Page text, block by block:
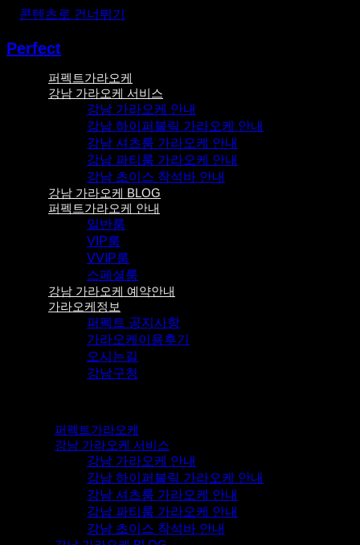
콘텐츠로 건너뛰기
Perfect
퍼펙트가라오케
강남 가라오케 서비스
강남 가라오케 안내
강남 하이퍼블릭 가라오케 안내
강남 셔츠룸 가라오케 안내
강남 파티룸 가라오케 안내
강남 초이스 착석바 안내
강남 가라오케 BLOG
퍼펙트가라오케 안내
일반룸
VIP룸
VVIP룸
스페셜룸
강남 가라오케 예약안내
가라오케정보
퍼펙트 공지사항
가라오케이용후기
오시는길
강남구청
퍼펙트가라오케
강남 가라오케 서비스
강남 가라오케 안내
강남 하이퍼블릭 가라오케 안내
강남 셔츠룸 가라오케 안내
강남 파티룸 가라오케 안내
강남 초이스 착석바 안내